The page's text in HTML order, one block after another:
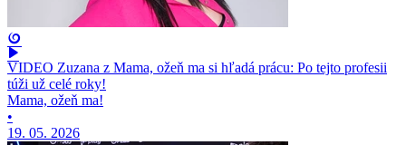
VIDEO Zuzana z Mama, ožeň ma si hľadá prácu: Po tejto profesii
túži už celé roky!
Mama, ožeň ma!
•
19. 05. 2026